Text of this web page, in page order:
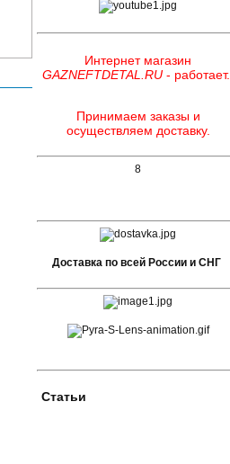
Интернет магазин
GAZNEFTDETAL.RU - работает.
Принимаем заказы и
осуществляем доставку.
8
Доставка по всей России и СНГ
Статьи